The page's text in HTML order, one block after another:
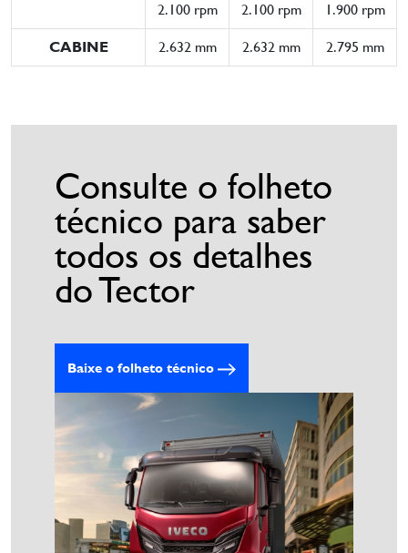
2.100 rpm
2.100 rpm
1.900 rpm
CABINE 2.632 mm 2.632 mm 2.795 mm
Consulte o folheto
técnico para saber
todos os detalhes
do Tector
Baixe o folheto técnico